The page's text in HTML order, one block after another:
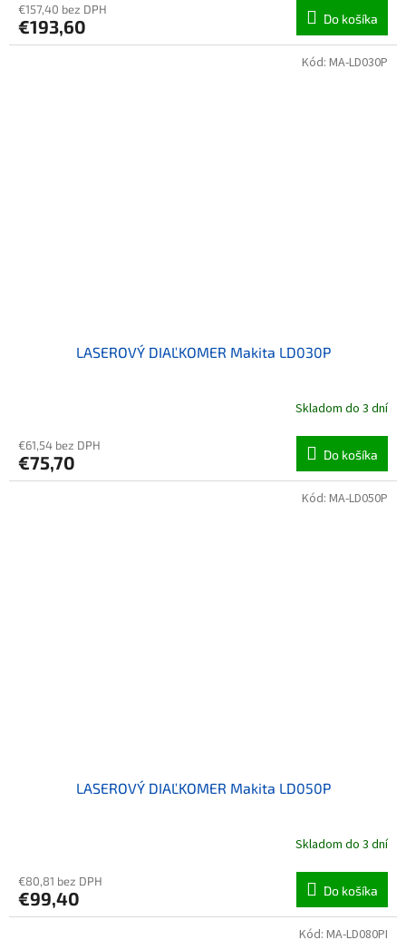
€157,40 bez DPH
€193,60 Do košíka
LASEROVÝ DIAĽKOMER Makita LD030P
Skladom do 3 dní
€61,54 bez DPH
€75,70 Do košíka
Kód: MA-LD030P
LASEROVÝ DIAĽKOMER Makita LD050P
Skladom do 3 dní
€80,81 bez DPH
€99,40 Do košíka
Kód: MA-LD050P
Kód: MA-LD080PI